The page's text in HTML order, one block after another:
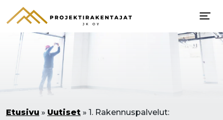
Etusivu » Uutiset » 1. Rakennuspalvelut: